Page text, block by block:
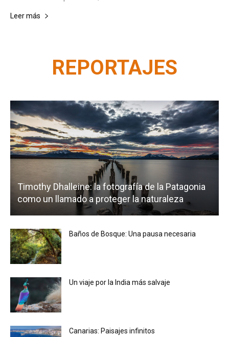
Leer más
REPORTAJES
Timothy Dhalleine: la fotografía de la Patagonia
como un llamado a proteger la naturaleza
Baños de Bosque: Una pausa necesaria
Un viaje por la India más salvaje
Canarias: Paisajes infinitos